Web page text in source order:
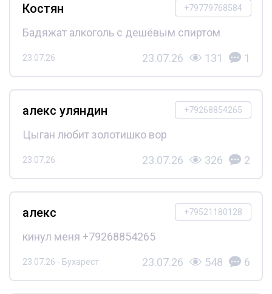
+79779768584
Костян
Бадяжат алкоголь с дешёвым спиртом
23.07.26 23.07.26 131 1
+79268854265
алекс уляндин
Цыган любит золотишко вор
23.07.26 23.07.26 326 2
+79521180128
алекс
кинул меня +79268854265
23.07.26 - Бухарест 23.07.26 548 6